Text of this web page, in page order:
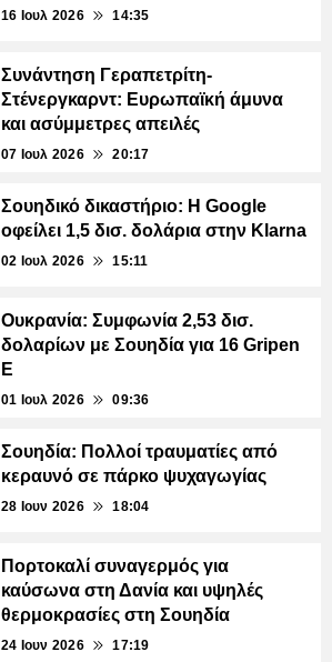
16 Ιουλ 2026 14:35
Συνάντηση Γεραπετρίτη-
Στένεργκαρντ: Ευρωπαϊκή άμυνα
και ασύμμετρες απειλές
07 Ιουλ 2026 20:17
Σουηδικό δικαστήριο: Η Google
οφείλει 1,5 δισ. δολάρια στην Klarna
02 Ιουλ 2026 15:11
Ουκρανία: Συμφωνία 2,53 δισ.
δολαρίων με Σουηδία για 16 Gripen
E
01 Ιουλ 2026 09:36
Σουηδία: Πολλοί τραυματίες από
κεραυνό σε πάρκο ψυχαγωγίας
28 Ιουν 2026 18:04
Πορτοκαλί συναγερμός για
καύσωνα στη Δανία και υψηλές
θερμοκρασίες στη Σουηδία
24 Ιουν 2026 17:19